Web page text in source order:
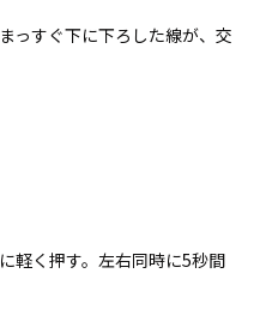
っすぐ下に下ろした線が、交
軽く押す。左右同時に5秒間